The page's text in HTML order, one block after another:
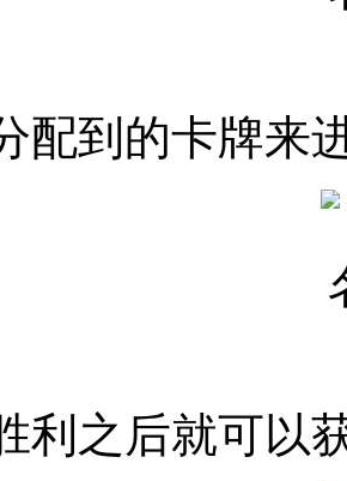
配到的卡牌来
利之后就可以